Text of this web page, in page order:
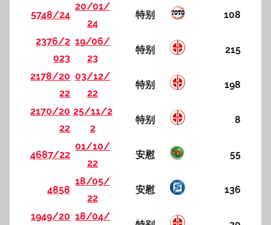
5748/24
20/01/
24
特别 108
2376/2
023
19/06/
23
特别 215
2178/20
22
03/12/
22
特别 198
2170/20
22
25/11/2
2
特别 8
4687/22
01/10/
22
安慰 55
4858
18/05/
22
安慰 136
1949/20 18/04/